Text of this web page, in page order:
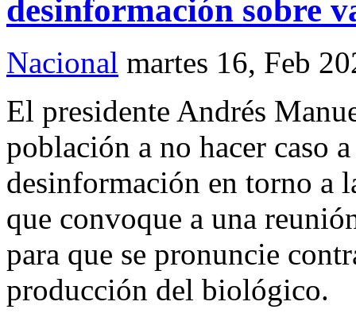
desinformación sobre
Nacional martes 16, Feb
El presidente Andrés
población a no hacer caso
desinformación en torno a
que convoque a una
para que se pronuncie
producción del biológico.